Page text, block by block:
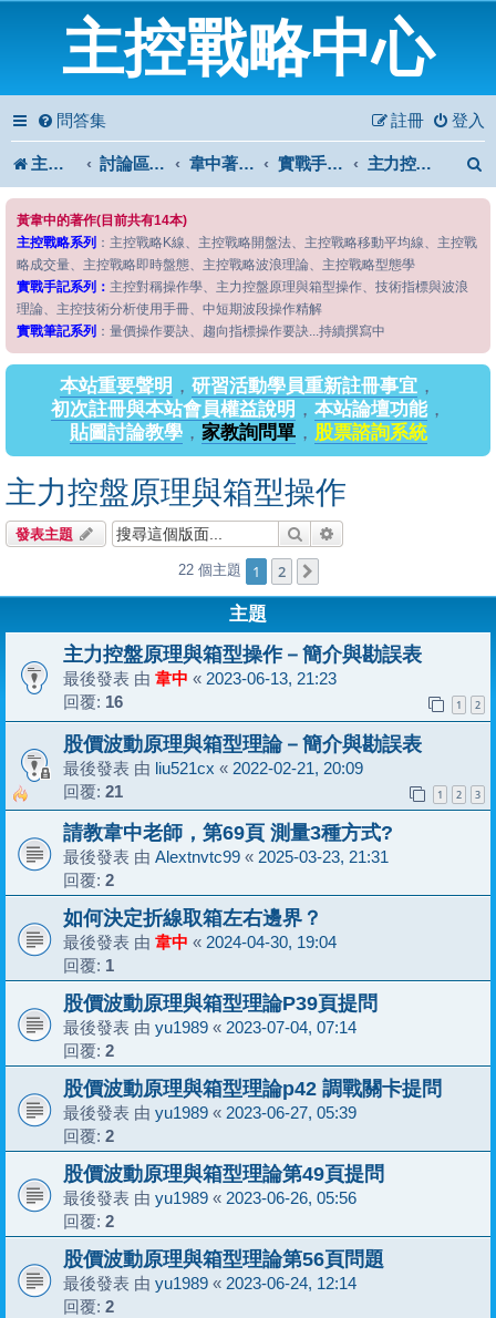
主控戰略中心
問答集 登入
註冊
主控戰略中心 討論區首頁 韋中著作問答區 實戰手記系列 主力控盤原理與箱型操作
黃韋中的著作(目前共有14本)
主控戰略系列 ：主控戰略K線、主控戰略開盤法、主控戰略移動平均線、主控戰
略成交量、主控戰略即時盤態、主控戰略波浪理論、主控戰略型態學
實戰手記系列： 主控對稱操作學、主力控盤原理與箱型操作、技術指標與波浪
理論、主控技術分析使用手冊、中短期波段操作精解
實戰筆記系列 ：量價操作要訣、趨向指標操作要訣...持續撰寫中
本站重要聲明 ， 研習活動學員重新註冊事宜 ，
初次註冊與本站會員權益說明 ， 本站論壇功能，
貼圖討論教學， 家教詢問單， 股票諮詢系統
主力控盤原理與箱型操作
發表主題 搜尋
22 個主題 1 2
主題
主力控盤原理與箱型操作－簡介與勘誤表
最後發表 由 韋中 « 2023-06-13, 21:23
回覆: 16 1 2
股價波動原理與箱型理論－簡介與勘誤表
最後發表 由 liu521cx « 2022-02-21, 20:09
回覆: 21 1 2 3
請教韋中老師，第69頁 測量3種方式?
最後發表 由 Alextnvtc99 « 2025-03-23, 21:31
回覆: 2
如何決定折線取箱左右邊界？
最後發表 由 韋中 « 2024-04-30, 19:04
回覆: 1
股價波動原理與箱型理論P39頁提問
最後發表 由 yu1989 « 2023-07-04, 07:14
回覆: 2
股價波動原理與箱型理論p42 調戰關卡提問
最後發表 由 yu1989 « 2023-06-27, 05:39
回覆: 2
股價波動原理與箱型理論第49頁提問
最後發表 由 yu1989 « 2023-06-26, 05:56
回覆: 2
股價波動原理與箱型理論第56頁問題
最後發表 由 yu1989 « 2023-06-24, 12:14
回覆: 2